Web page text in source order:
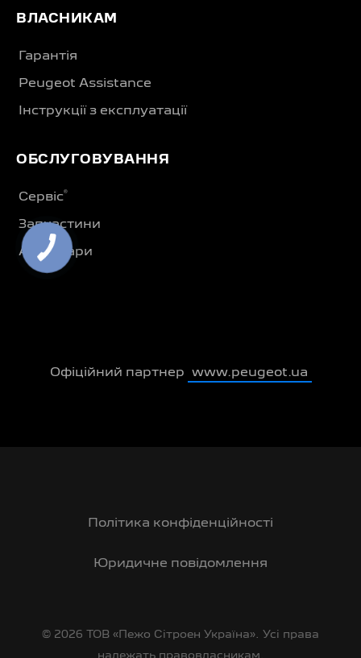
ВЛАСНИКАМ
Гарантія
Peugeot Assistance
Інструкції з експлуатації
ОБСЛУГОВУВАННЯ
Сервіс®
Запчастини
Аксесуари
Офіційний партнер www.peugeot.ua
Політика конфіденційності
Юридичне повідомлення
© 2026 ТОВ «Пежо Сітроен Україна». Усі права
належать правовласникам.